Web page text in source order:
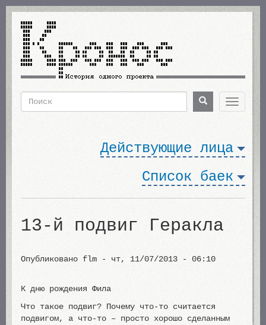
Перейти
основному
содержанию
Поиск Поиск
Toggle
Действующие лица
Список баек
13-й подвиг Геракла
Опубликовано flm - чт, 11/07/2013 - 06:10
К дню рождения Фила
Что такое подвиг? Почему что-то считается
подвигом, а что-то – просто хорошо сделанным